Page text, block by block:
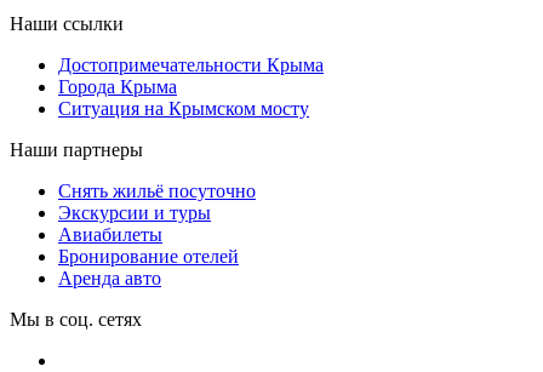
Наши ссылки
Достопримечательности Крыма
Города Крыма
Ситуация на Крымском мосту
Наши партнеры
Снять жильё посуточно
Экскурсии и туры
Авиабилеты
Бронирование отелей
Аренда авто
Мы в соц. сетях